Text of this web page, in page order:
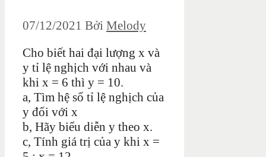
07/12/2021 Bởi Melody
Cho biết hai đại lượng x và
y tỉ lệ nghịch với nhau và
khi x = 6 thì y = 10.
a, Tìm hệ số tỉ lệ nghịch của
y đối với x
b, Hãy biểu diễn y theo x.
c, Tính giá trị của y khi x =